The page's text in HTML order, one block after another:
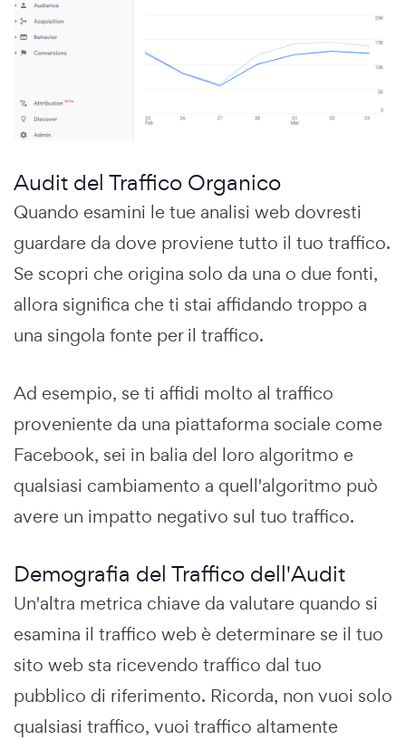
Audit del Traffico Organico
Quando esamini le tue analisi web dovresti
guardare da dove proviene tutto il tuo traffico.
Se scopri che origina solo da una o due fonti,
allora significa che ti stai affidando troppo a
una singola fonte per il traffico.
Ad esempio, se ti affidi molto al traffico
proveniente da una piattaforma sociale come
Facebook, sei in balia del loro algoritmo e
qualsiasi cambiamento a quell'algoritmo può
avere un impatto negativo sul tuo traffico.
Demografia del Traffico dell'Audit
Un'altra metrica chiave da valutare quando si
esamina il traffico web è determinare se il tuo
sito web sta ricevendo traffico dal tuo
pubblico di riferimento. Ricorda, non vuoi solo
qualsiasi traffico, vuoi traffico altamente